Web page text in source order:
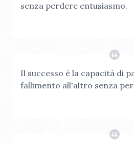
senza perdere entusiasmo.
Il successo è la capacità di
fallimento all'altro senza